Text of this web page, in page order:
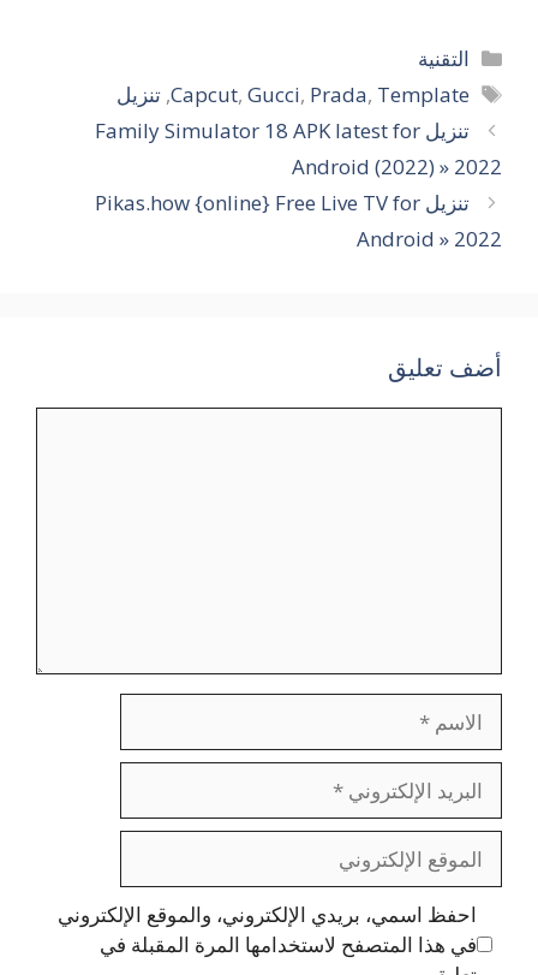
التصنيفات
التقنية
الوسوم
Capcut, Gucci, Prada, Template
,تنزيل
تنزيل Family Simulator 18 APK latest for
Android (2022) » 2022
تنزيل Pikas.how {online} Free Live TV for
Android » 2022
أضف تعليق
الاسم
البريد
الإلكتروني
الموقع
الإلكتروني
احفظ اسمي، بريدي الإلكتروني، والموقع الإلكتروني
في هذا المتصفح لاستخدامها المرة المقبلة في